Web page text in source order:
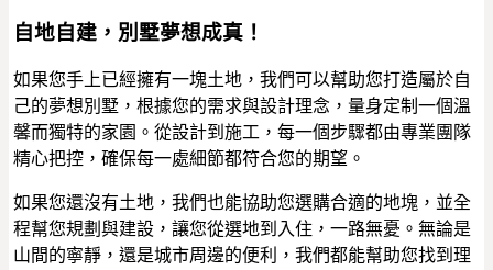
自地自建，別墅夢想成真！
如果您手上已經擁有一塊土地，我們可以幫助您打造屬於自
己的夢想別墅，根據您的需求與設計理念，量身定制一個溫
馨而獨特的家園。從設計到施工，每一個步驟都由專業團隊
精心把控，確保每一處細節都符合您的期望。
如果您還沒有土地，我們也能協助您選購合適的地塊，並全
程幫您規劃與建設，讓您從選地到入住，一路無憂。無論是
山間的寧靜，還是城市周邊的便利，我們都能幫助您找到理